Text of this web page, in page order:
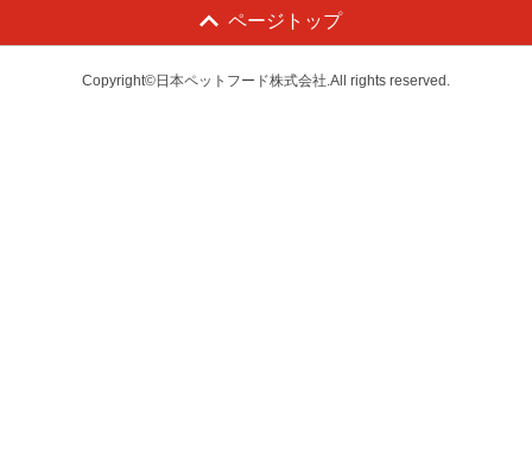
ページトップ
Copyright©日本ペットフード株式会社.All rights reserved.